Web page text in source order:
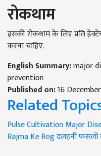
रोकथाम
इसकी रोकथाम के लिए प्रति
करना चाहिए.
English Summary:major
prevention
Published on:16
Related
Pulse CultivationMajor
Rajma Ke Rogदलहनी फसलों